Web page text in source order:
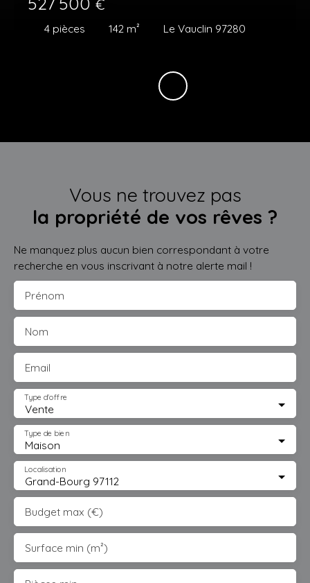
€
4 pièces 142 m² Le Vauclin 97280
Vous ne trouvez pas
la propriété de vos rêves ?
Ne manquez plus aucun bien correspondant à votre
recherche en vous inscrivant à notre alerte mail !
Prénom
Nom
Email
Vente
Type d'offre
Maison
Type de bien
Grand-Bourg 97112
Localisation
Budget max (€)
Surface min (m²)